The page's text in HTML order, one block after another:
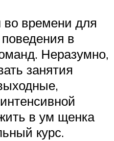
во времени для
в
Неразумно,
занятия
в ум щенка
курс.